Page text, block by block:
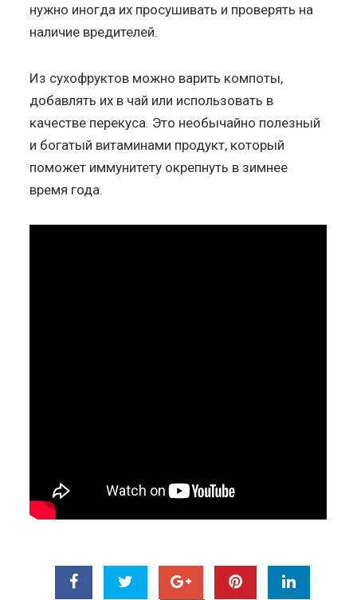
нужно иногда их просушивать и проверять на
наличие вредителей.
Из сухофруктов можно варить компоты,
добавлять их в чай или использовать в
качестве перекуса. Это необычайно полезный
и богатый витаминами продукт, который
поможет иммунитету окрепнуть в зимнее
время года.